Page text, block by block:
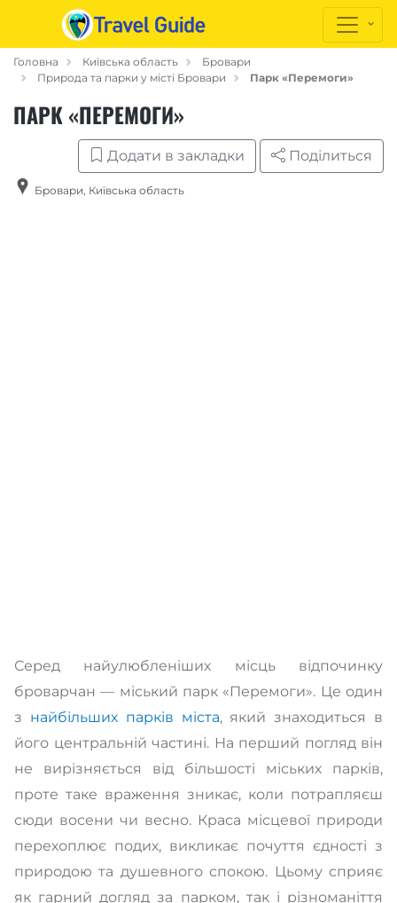
Головна Київська область
Бровари
Природа та парки у місті Бровари
Парк «Перемоги»
ПАРК «ПЕРЕМОГИ»
Додати в закладки Поділиться
Бровари, Київська область
Серед найулюбленіших місць відпочинку
броварчан — міський парк «Перемоги». Це один
з найбільших парків міста, який знаходиться в
його центральній частині. На перший погляд він
не вирізняється від більшості міських парків,
проте таке враження зникає, коли потрапляєш
сюди восени чи весно. Краса місцевої природи
перехоплює подих, викликає почуття єдності з
природою та душевного спокою. Цьому сприяє
як гарний догляд за парком, так і різноманіття